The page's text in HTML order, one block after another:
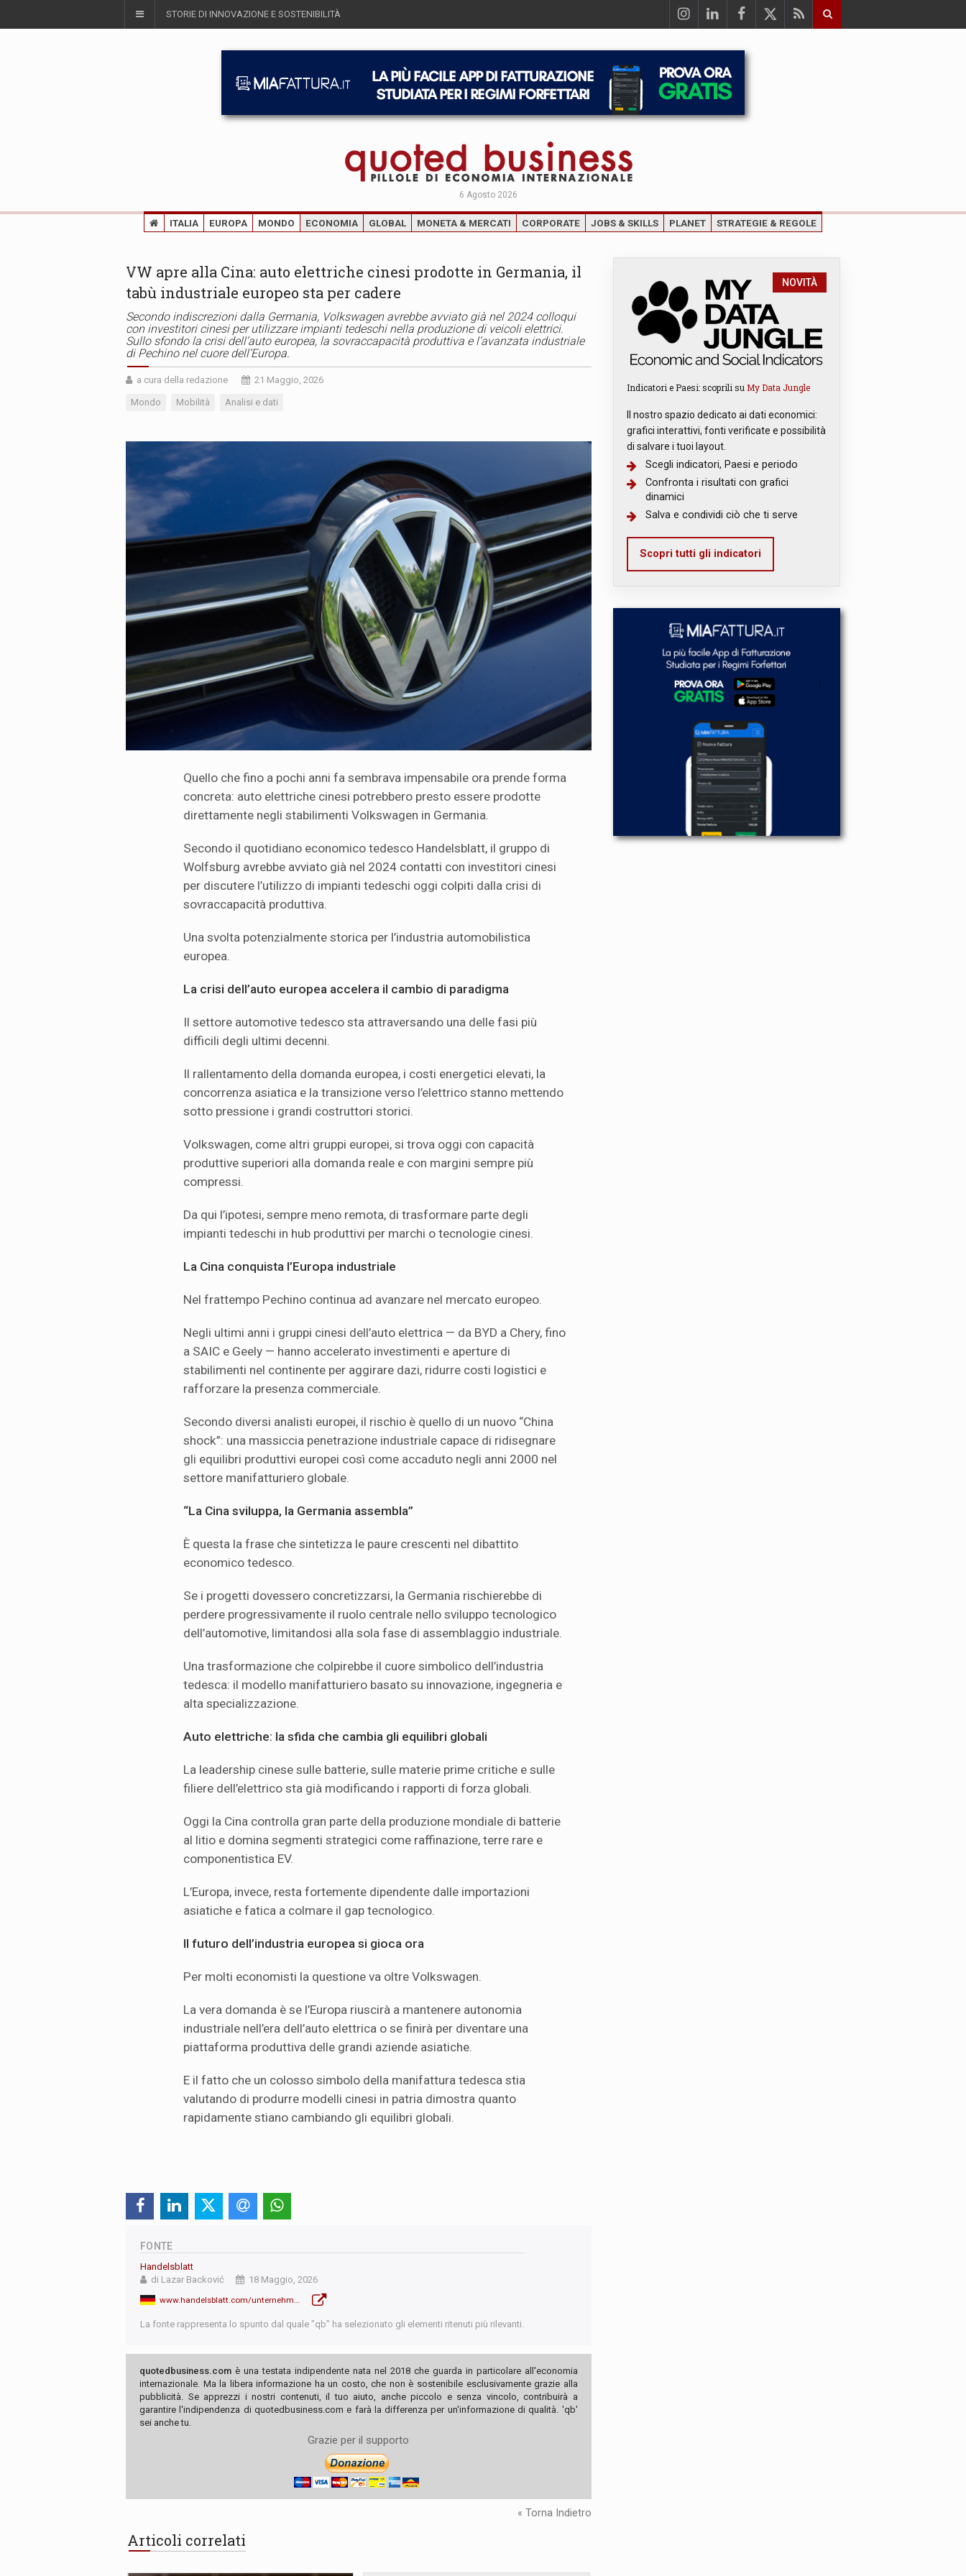
STORIE DI INNOVAZIONE E SOSTENIBILITÀ
6 Agosto 2026
ITALIA EUROPA MONDO ECONOMIA GLOBAL MONETA & MERCATI CORPORATE JOBS & SKILLS PLANET STRATEGIE & REGOLE
VW apre alla Cina: auto elettriche cinesi prodotte in Germania, il
tabù industriale europeo sta per cadere
Secondo indiscrezioni dalla Germania, Volkswagen avrebbe avviato già nel 2024 colloqui
con investitori cinesi per utilizzare impianti tedeschi nella produzione di veicoli elettrici.
Sullo sfondo la crisi dell’auto europea, la sovraccapacità produttiva e l’avanzata industriale
di Pechino nel cuore dell’Europa.
a cura della redazione 21 Maggio, 2026
Mondo Mobilità Analisi e dati
Quello che fino a pochi anni fa sembrava impensabile ora prende forma
concreta: auto elettriche cinesi potrebbero presto essere prodotte
direttamente negli stabilimenti Volkswagen in Germania.
Secondo il quotidiano economico tedesco Handelsblatt, il gruppo di
Wolfsburg avrebbe avviato già nel 2024 contatti con investitori cinesi
per discutere l’utilizzo di impianti tedeschi oggi colpiti dalla crisi di
sovraccapacità produttiva.
Una svolta potenzialmente storica per l’industria automobilistica
europea.
La crisi dell’auto europea accelera il cambio di paradigma
Il settore automotive tedesco sta attraversando una delle fasi più
difficili degli ultimi decenni.
Il rallentamento della domanda europea, i costi energetici elevati, la
concorrenza asiatica e la transizione verso l’elettrico stanno mettendo
sotto pressione i grandi costruttori storici.
Volkswagen, come altri gruppi europei, si trova oggi con capacità
produttive superiori alla domanda reale e con margini sempre più
compressi.
Da qui l’ipotesi, sempre meno remota, di trasformare parte degli
impianti tedeschi in hub produttivi per marchi o tecnologie cinesi.
La Cina conquista l’Europa industriale
Nel frattempo Pechino continua ad avanzare nel mercato europeo.
Negli ultimi anni i gruppi cinesi dell’auto elettrica — da BYD a Chery, fino
a SAIC e Geely — hanno accelerato investimenti e aperture di
stabilimenti nel continente per aggirare dazi, ridurre costi logistici e
rafforzare la presenza commerciale.
Secondo diversi analisti europei, il rischio è quello di un nuovo “China
shock”: una massiccia penetrazione industriale capace di ridisegnare
gli equilibri produttivi europei così come accaduto negli anni 2000 nel
settore manifatturiero globale.
“La Cina sviluppa, la Germania assembla”
È questa la frase che sintetizza le paure crescenti nel dibattito
economico tedesco.
Se i progetti dovessero concretizzarsi, la Germania rischierebbe di
perdere progressivamente il ruolo centrale nello sviluppo tecnologico
dell’automotive, limitandosi alla sola fase di assemblaggio industriale.
Una trasformazione che colpirebbe il cuore simbolico dell’industria
tedesca: il modello manifatturiero basato su innovazione, ingegneria e
alta specializzazione.
Auto elettriche: la sfida che cambia gli equilibri globali
La leadership cinese sulle batterie, sulle materie prime critiche e sulle
filiere dell’elettrico sta già modificando i rapporti di forza globali.
Oggi la Cina controlla gran parte della produzione mondiale di batterie
al litio e domina segmenti strategici come raffinazione, terre rare e
componentistica EV.
L’Europa, invece, resta fortemente dipendente dalle importazioni
asiatiche e fatica a colmare il gap tecnologico.
Il futuro dell’industria europea si gioca ora
Per molti economisti la questione va oltre Volkswagen.
La vera domanda è se l’Europa riuscirà a mantenere autonomia
industriale nell’era dell’auto elettrica o se finirà per diventare una
piattaforma produttiva delle grandi aziende asiatiche.
E il fatto che un colosso simbolo della manifattura tedesca stia
valutando di produrre modelli cinesi in patria dimostra quanto
rapidamente stiano cambiando gli equilibri globali.
FONTE
Handelsblatt
di Lazar Backović
18 Maggio, 2026
La fonte rappresenta lo spunto dal quale "qb" ha selezionato gli elementi ritenuti più rilevanti.
quotedbusiness.com è una testata indipendente nata nel 2018 che guarda in particolare all'economia
internazionale. Ma la libera informazione ha un costo, che non è sostenibile esclusivamente grazie alla
pubblicità. Se apprezzi i nostri contenuti, il tuo aiuto, anche piccolo e senza vincolo, contribuirà a
garantire l'indipendenza di quotedbusiness.com e farà la differenza per un'informazione di qualità. 'qb'
sei anche tu.
Grazie per il supporto
« Torna Indietro
Articoli correlati
NOVITÀ
Indicatori e Paesi: scoprili su My Data Jungle
Il nostro spazio dedicato ai dati economici:
grafici interattivi, fonti verificate e possibilità
di salvare i tuoi layout.
Scegli indicatori, Paesi e periodo
Confronta i risultati con grafici
dinamici
Salva e condividi ciò che ti serve
Scopri tutti gli indicatori